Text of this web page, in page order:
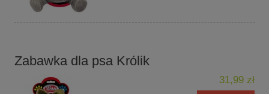
Zabawka dla psa Królik
31,99 zł